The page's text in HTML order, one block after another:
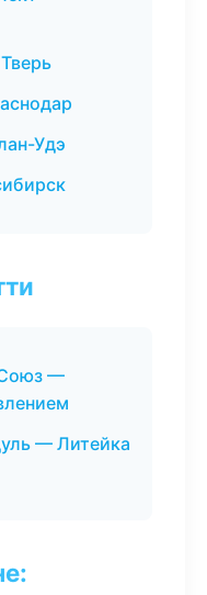
Удэ
—
— Литейка